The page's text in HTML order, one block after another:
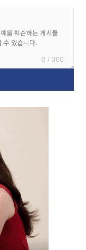
0 / 300